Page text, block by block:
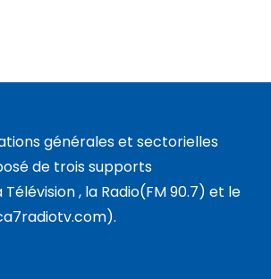
générales et sectorielles
de trois supports
, la Radio(FM 90.7) et le